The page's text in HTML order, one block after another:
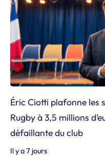
Éric Ciotti plafonne les
Rugby à 3,5 millions
défaillante du club
Il y a 7 jours